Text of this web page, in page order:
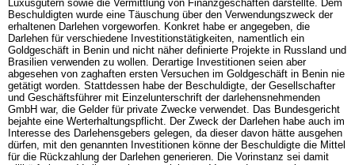
Luxusgütern sowie die Vermittlung von Finanzgeschäften darstellte. Dem
Beschuldigten wurde eine Täuschung über den Verwendungszweck der
erhaltenen Darlehen vorgeworfen. Konkret habe er angegeben, die
Darlehen für verschiedene Investitionstätigkeiten, namentlich ein
Goldgeschäft in Benin und nicht näher definierte Projekte in Russland und
Brasilien verwenden zu wollen. Derartige Investitionen seien aber
abgesehen von zaghaften ersten Versuchen im Goldgeschäft in Benin nie
getätigt worden. Stattdessen habe der Beschuldigte, der Gesellschafter
und Geschäftsführer mit Einzelunterschrift der darlehensnehmenden
GmbH war, die Gelder für private Zwecke verwendet. Das Bundesgericht
bejahte eine Werterhaltungspflicht. Der Zweck der Darlehen habe auch im
Interesse des Darlehensgebers gelegen, da dieser davon hätte ausgehen
dürfen, mit den genannten Investitionen könne der Beschuldigte die Mittel
für die Rückzahlung der Darlehen generieren. Die Vorinstanz sei damit